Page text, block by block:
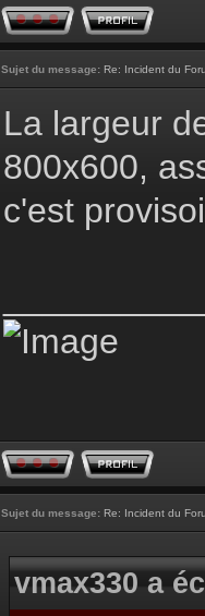
Sujet du message: Re: Incident du
La largeur
800x600,
c'est
Sujet du message: Re: Incident du
vmax330 a